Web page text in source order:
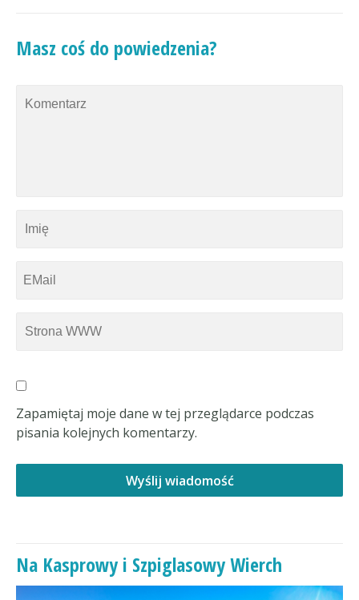
Masz coś do powiedzenia?
Zapamiętaj moje dane w tej przeglądarce podczas
pisania kolejnych komentarzy.
Na Kasprowy i Szpiglasowy Wierch